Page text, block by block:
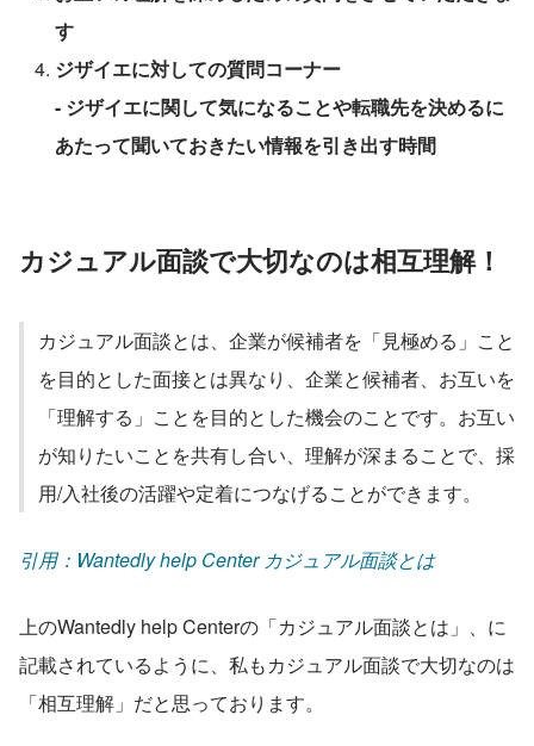
す
ジザイエに対しての質問コーナー
- ジザイエに関して気になることや転職先を決めるに
あたって聞いておきたい情報を引き出す時間
カジュアル面談で大切なのは相互理解！
カジュアル面談とは、企業が候補者を「見極める」こと
を目的とした面接とは異なり、企業と候補者、お互いを
「理解する」ことを目的とした機会のことです。お互い
が知りたいことを共有し合い、理解が深まることで、採
用/入社後の活躍や定着につなげることができます。
引用：Wantedly help Center カジュアル面談とは
上のWantedly help Centerの「カジュアル面談とは」、に
記載されているように、私もカジュアル面談で大切なのは
「相互理解」だと思っております。